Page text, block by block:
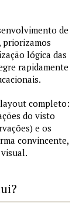
de
priorizamos
lógica das
rapidamente
completo:
do visto
e os
convincente,